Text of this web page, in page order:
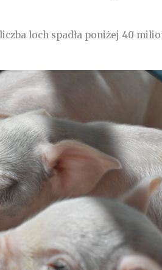
loch spadła poniżej 40